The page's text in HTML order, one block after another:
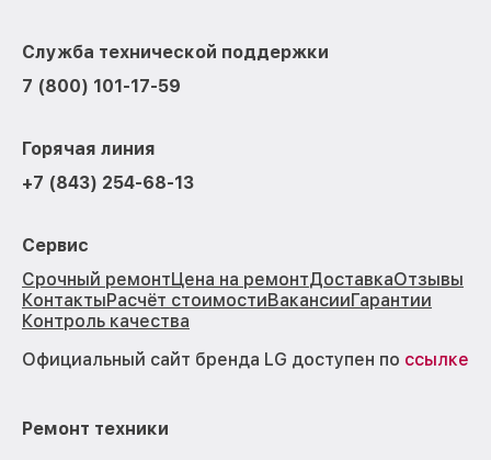
Служба технической поддержки
7 (800) 101-17-59
Горячая линия
+7 (843) 254-68-13
Сервис
Срочный ремонтЦена на ремонтДоставкаОтзывы
КонтактыРасчёт стоимостиВакансииГарантии
Контроль качества
Официальный сайт бренда LG доступен по ссылке
Ремонт техники